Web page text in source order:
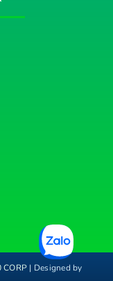
CORP | Designed by